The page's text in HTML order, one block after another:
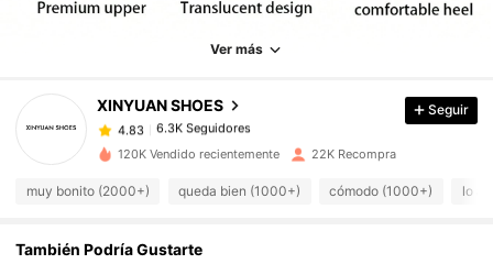
Ver más
XINYUAN SHOES
6.3K Seguidores
4.83
6.3K Seguidores
a***6
pagóHace 1 día
4.83 6.3K Seguidores
Seguir
120K Vendido recientemente 22K Recompra
muy bonito (2000+) queda bien (1000+) cómodo (1000+) lo
También Podría Gustarte